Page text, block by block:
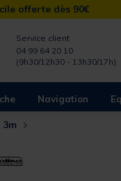
offerte dès 90€
Service client
04 99 64 20 10
(9h30/12h30 - 13h30/17h)
Navigation